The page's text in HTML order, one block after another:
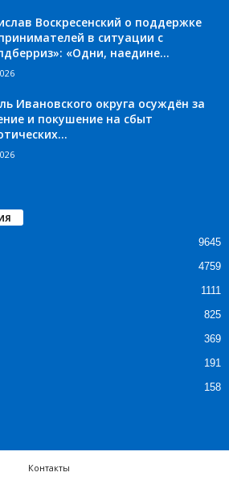
Воскресенский о поддержке
в ситуации с
«Одни, наедине...
Ивановского округа осуждён за
и покушение на сбыт
9645
4759
1111
825
369
191
158
Контакты